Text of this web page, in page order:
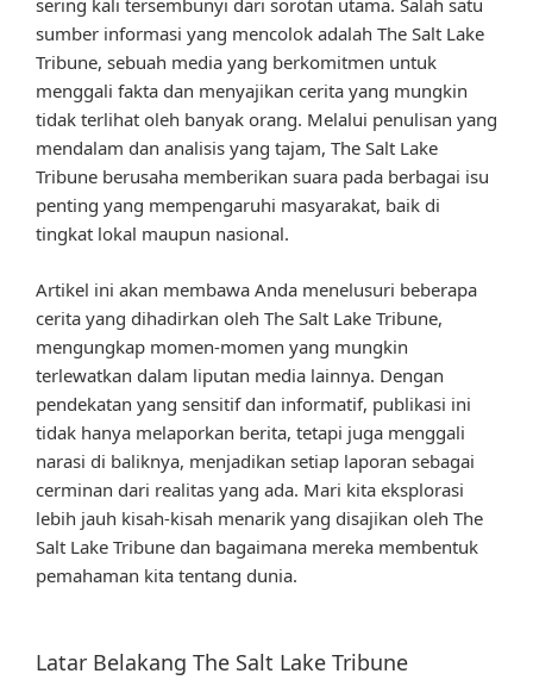
sering kali tersembunyi dari sorotan utama. Salah satu
sumber informasi yang mencolok adalah The Salt Lake
Tribune, sebuah media yang berkomitmen untuk
menggali fakta dan menyajikan cerita yang mungkin
tidak terlihat oleh banyak orang. Melalui penulisan yang
mendalam dan analisis yang tajam, The Salt Lake
Tribune berusaha memberikan suara pada berbagai isu
penting yang mempengaruhi masyarakat, baik di
tingkat lokal maupun nasional.
Artikel ini akan membawa Anda menelusuri beberapa
cerita yang dihadirkan oleh The Salt Lake Tribune,
mengungkap momen-momen yang mungkin
terlewatkan dalam liputan media lainnya. Dengan
pendekatan yang sensitif dan informatif, publikasi ini
tidak hanya melaporkan berita, tetapi juga menggali
narasi di baliknya, menjadikan setiap laporan sebagai
cerminan dari realitas yang ada. Mari kita eksplorasi
lebih jauh kisah-kisah menarik yang disajikan oleh The
Salt Lake Tribune dan bagaimana mereka membentuk
pemahaman kita tentang dunia.
Latar Belakang The Salt Lake Tribune